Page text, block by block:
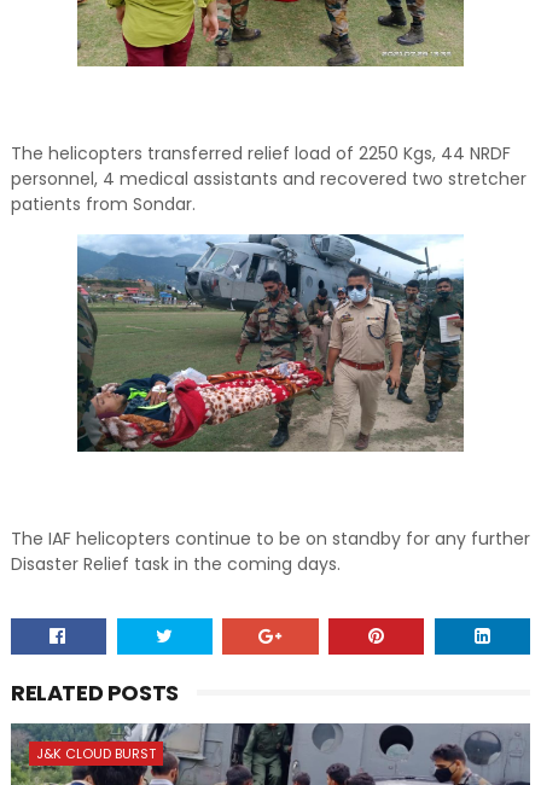
The helicopters transferred relief load of 2250 Kgs, 44 NRDF
personnel, 4 medical assistants and recovered two stretcher
patients from Sondar.
The IAF helicopters continue to be on standby for any further
Disaster Relief task in the coming days.
RELATED POSTS
J&K CLOUD BURST